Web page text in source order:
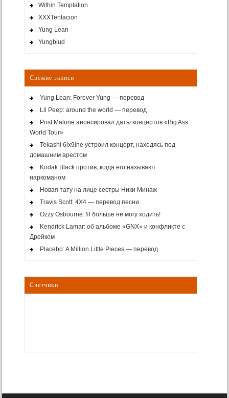
Within Temptation
XXXTentacion
Yung Lean
Yungblud
Свежие записи
Yung Lean: Forever Yung — перевод
Lil Peep: around the world — перевод
Post Malone анонсировал даты концертов «Big Ass
World Tour»
Tekashi 6ix9ine устроил концерт, находясь под
домашним арестом
Kodak Black против, когда его называют
наркоманом
Новая тату на лице сестры Ники Минаж
Travis Scott: 4X4 — перевод песни
Ozzy Osbourne: Я больше не могу ходить!
Kendrick Lamar: об альбоме «GNX» и конфликте с
Дрейком
Placebo: A Million Little Pieces — перевод
Счетчики